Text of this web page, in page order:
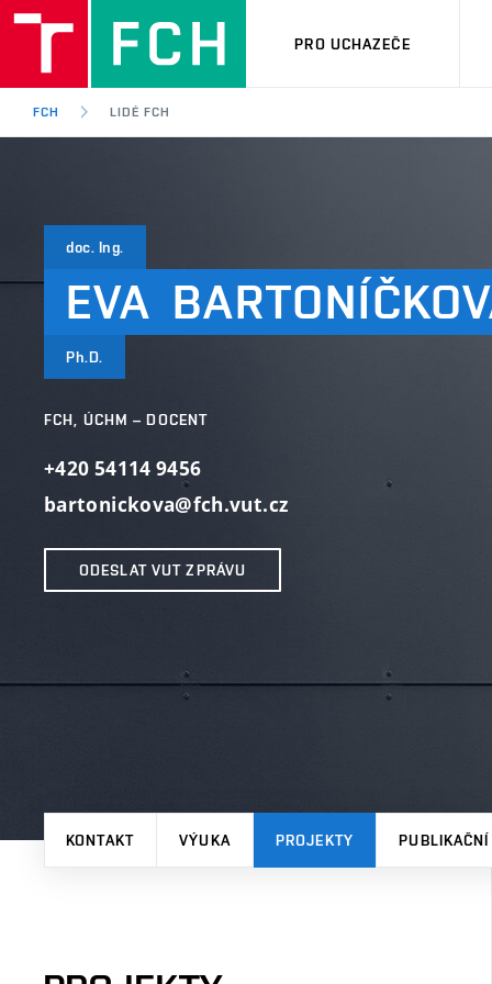
PRO UCHAZEČE
FCH LIDÉ FCH
doc. Ing.
EVA
Ph.D.
FCH, ÚCHM – DOCENT
+420 54114 9456
bartonickova@fch.vut.cz
ODESLAT VUT ZPRÁVU
KONTAKT VÝUKA PROJEKTY